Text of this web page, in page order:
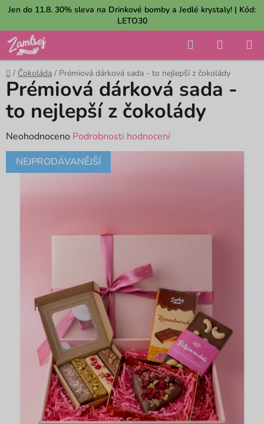
Přejít
obsah
Jen do 11.8. 30% sleva na Drinkové bomby a Jedlé krystaly! | Kód:
LETO30
Hledat
KOŠÍK
Domů
/ Čokoláda / Prémiová dárková sada - to nejlepší z čokolády
Prémiová dárková sada -
to nejlepší z čokolády
Průměrné
hodnocení
produktu
Neohodnoceno Podrobnosti hodnocení
NEJPRODÁVANĚJŠÍ